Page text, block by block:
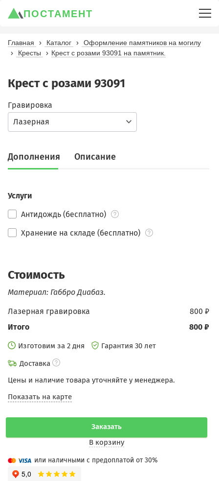
ПОСТАМЕНТ
Главная Каталог
Оформление памятников на могилу
Кресты
Крест с розами 93091 на памятник.
Крест с розами 93091
Лазерная
Гравировка
Дополнения Описание
Услуги
Антидождь (бесплатно)
Хранение на складе (бесплатно)
Стоимость
Материал: Габбро Диабаз.
800 ₽
Лазерная гравировка
800 ₽
Итого
Изготовим за 2 дня
Гарантия 30 лет
Доставка
Цены и наличие товара уточняйте у менеджера.
Показать на карте
Заказать
В корзину
или наличными с предоплатой от 30%